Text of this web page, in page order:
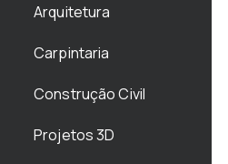
Arquitetura
Carpintaria
Construção Civil
Projetos 3D